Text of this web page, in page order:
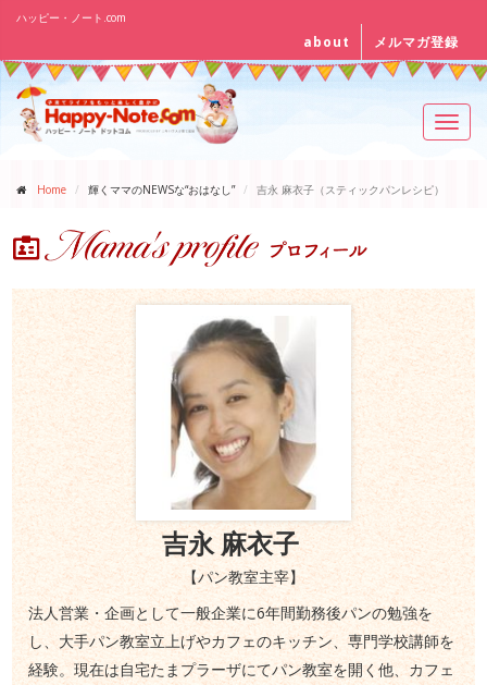
ハッピー・ノート.com
about メルマガ登録
Home 輝くママのNEWSな“おはなし” 吉永 麻衣子（スティックパンレシピ）
吉永 麻衣子
【パン教室主宰】
法人営業・企画として一般企業に6年間勤務後パンの勉強を
し、大手パン教室立上げやカフェのキッチン、専門学校講師を
経験。現在は自宅たまプラーザにてパン教室を開く他、カフェ